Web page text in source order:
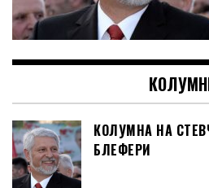
КОЛУМНА НА
БЛЕФЕРИ